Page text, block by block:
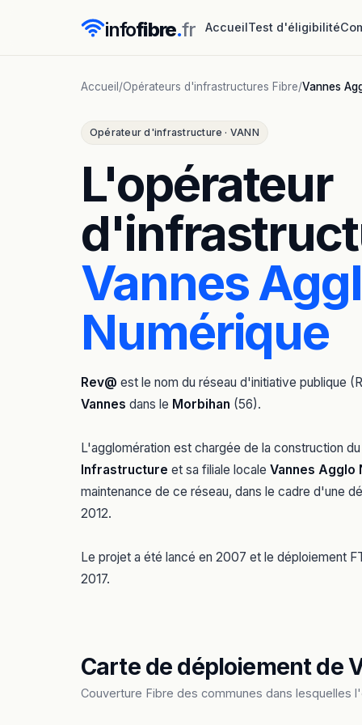
infofibre.fr AccueilTest d'éligibilité
Accueil /Opérateurs d'infrastructures Fibre/Vannes
Opérateur d'infrastructure · VANN
L'opérateur
Vannes
Numérique
Rev@ est le nom du réseau d'initiative publique
Vannes dans le Morbihan (56).
L'agglomération est chargée de la construction
Infrastructure et sa filiale locale Vannes Agglo
maintenance de ce réseau, dans le cadre d'une
2012.
Le projet a été lancé en 2007 et le déploiement
2017.
Carte de déploiement de
Couverture Fibre des communes dans